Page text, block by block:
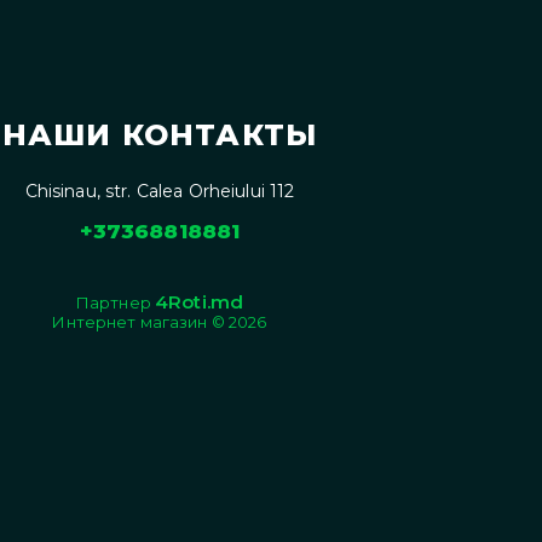
НАШИ КОНТАКТЫ
Chisinau, str. Calea Orheiului 112
+37368818881
Партнер 4Roti.md
Интернет магазин © 2026